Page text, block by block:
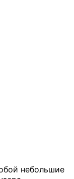
небольшие